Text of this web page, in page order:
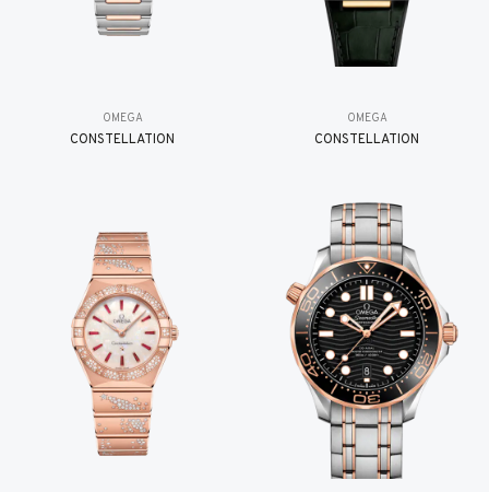
OMEGA
CONSTELLATION
OMEGA
CONSTELLATION